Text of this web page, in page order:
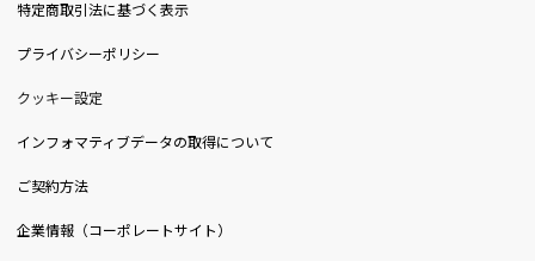
特定商取引法に基づく表示
プライバシーポリシー
クッキー設定
インフォマティブデータの取得について
ご契約方法
企業情報（コーポレートサイト）